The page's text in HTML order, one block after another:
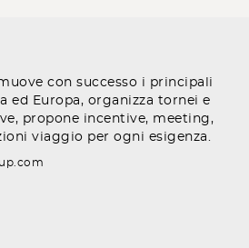
con successo i principali
ed Europa, organizza tornei e
propone incentive, meeting,
viaggio per ogni esigenza.